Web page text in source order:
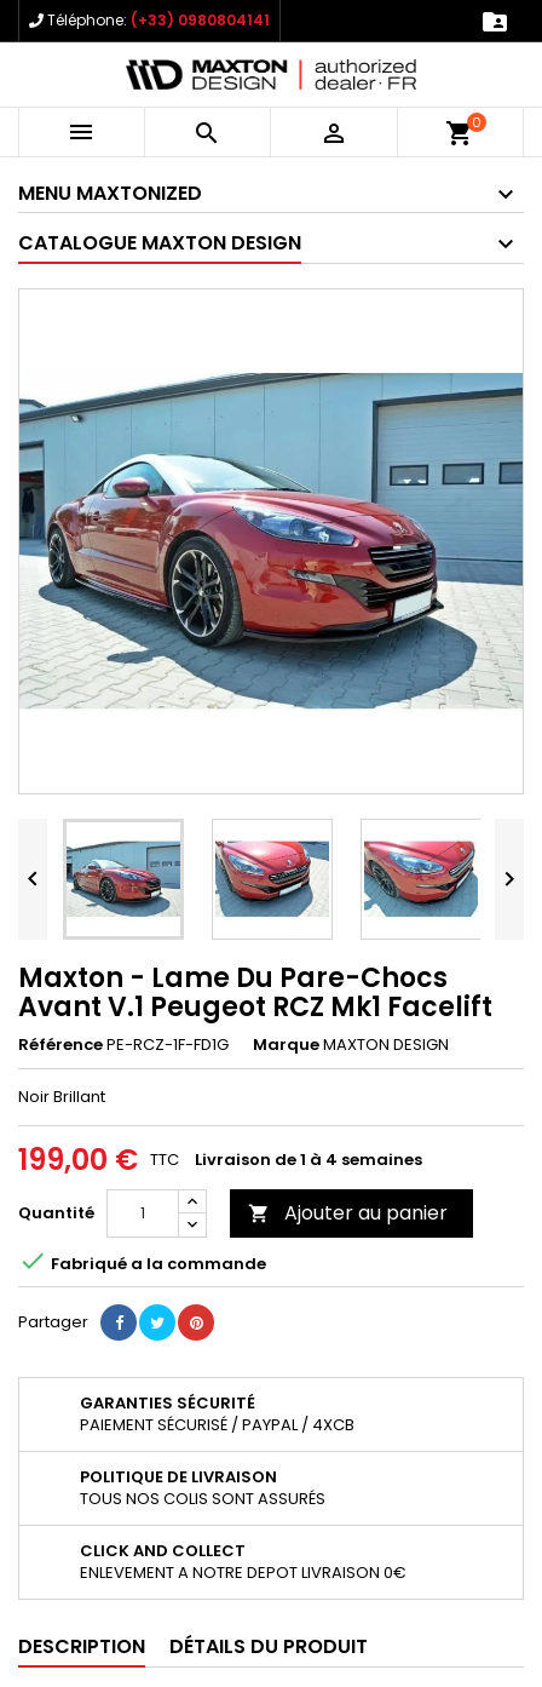
Téléphone: (+33) 0980804141 
   shopping_cart0
MENU MAXTONIZED
CATALOGUE MAXTON DESIGN
 
Maxton - Lame Du Pare-Chocs
Avant V.1 Peugeot RCZ Mk1 Facelift
RéférencePE-RCZ-1F-FD1G MarqueMAXTON DESIGN
Noir Brillant
199,00 € TTC Livraison de 1 à 4 semaines
Quantité  Ajouter au panier
 Fabriqué a la commande
Partager
GARANTIES SÉCURITÉ
PAIEMENT SÉCURISÉ / PAYPAL / 4XCB
POLITIQUE DE LIVRAISON
TOUS NOS COLIS SONT ASSURÉS
CLICK AND COLLECT
ENLEVEMENT A NOTRE DEPOT LIVRAISON 0€
DESCRIPTION DÉTAILS DU PRODUIT